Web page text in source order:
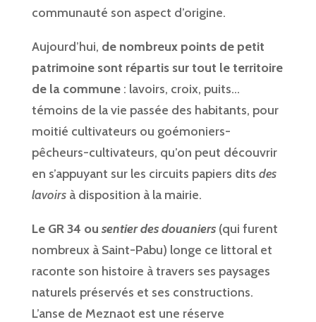
communauté son aspect d’origine.
Aujourd’hui, de nombreux points de petit
patrimoine sont répartis sur tout le territoire
de la commune: lavoirs, croix, puits…
témoins de la vie passée des habitants, pour
moitié cultivateurs ou goémoniers-
pêcheurs-cultivateurs, qu’on peut découvrir
en s’appuyant sur les circuits papiers dits des
lavoirsà disposition à la mairie.
Le GR 34 ou sentier des douaniers(qui furent
nombreux à Saint-Pabu) longe ce littoral et
raconte son histoire à travers ses paysages
naturels préservés et ses constructions.
L’anse de Meznaot est une réserve